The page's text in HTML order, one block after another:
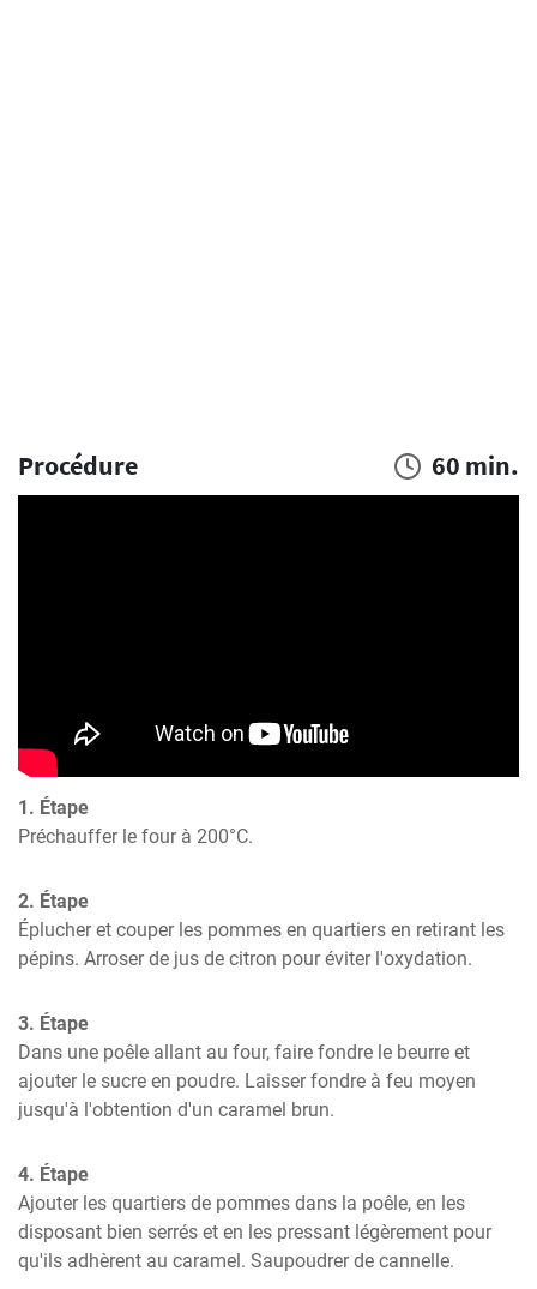
Procédure 60 min.
1. Étape
Préchauffer le four à 200°C.
2. Étape
Éplucher et couper les pommes en quartiers en retirant les
pépins. Arroser de jus de citron pour éviter l'oxydation.
3. Étape
Dans une poêle allant au four, faire fondre le beurre et
ajouter le sucre en poudre. Laisser fondre à feu moyen
jusqu'à l'obtention d'un caramel brun.
4. Étape
Ajouter les quartiers de pommes dans la poêle, en les
disposant bien serrés et en les pressant légèrement pour
qu'ils adhèrent au caramel. Saupoudrer de cannelle.